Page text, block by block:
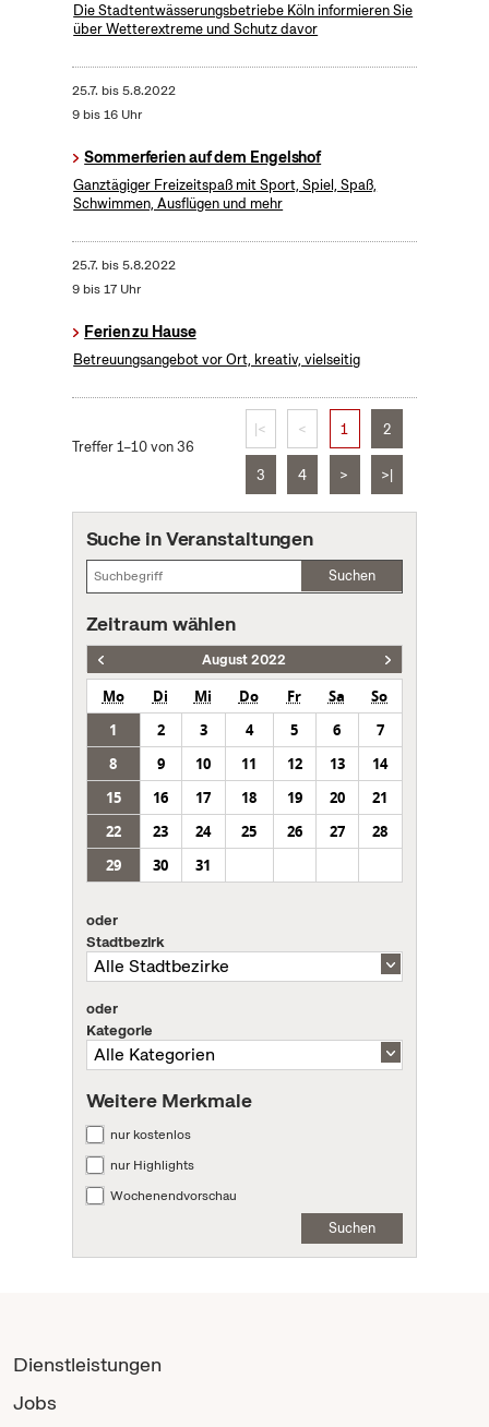
Die Stadtentwässerungsbetriebe Köln informieren Sie
über Wetterextreme und Schutz davor
25.7. bis5.8.2022
9 bis 16 Uhr
Sommerferien auf dem Engelshof
Ganztägiger Freizeitspaß mit Sport, Spiel, Spaß,
Schwimmen, Ausflügen und mehr
25.7. bis5.8.2022
9 bis 17 Uhr
Ferien zu Hause
Betreuungsangebot vor Ort, kreativ, vielseitig
Treffer 1–10 von 36
|< < 1 2
3 4 > >|
Suche in Veranstaltungen
Suchen
Zeitraum wählen
August 2022
Mo Di Mi Do Fr Sa
So
1
2 3 4 5 6
7
8
9 10 11 12 13
14
15
16 17 18 19 20
21
22
23 24 25 26 27
28
29
30 31
oder
Stadtbezirk
oder
Kategorie
Weitere Merkmale
nur kostenlos
nur Highlights
Wochenendvorschau
Suchen
Dienstleistungen
Jobs